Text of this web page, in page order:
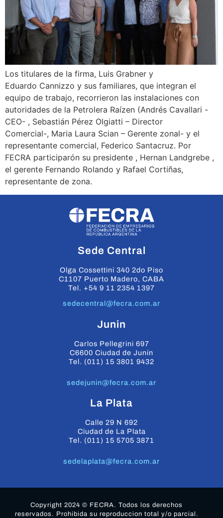
Los titulares de la firma, Luis Grabner y
Eduardo Cannizzo y sus familiares, que integran el
equipo de trabajo, recorrieron las instalaciones con
autoridades de la Petrolera Raízen (Andrés Cavallari -
CEO- , Sebastián Pérez Olgiatti – Director
Comercial-, Maria Laura Scian – Gerente zonal- y el
representante comercial, Federico Santacruz. Por
FECRA participarón su presidente , Hernan Landgrebe ,
el gerente Fernando Rolando y Rafael Cortiñas,
representante de zona.
Sede Central
Olga Cossettini 340 2do Piso
C1107 Puerto Madero, CABA
Tel. +54 9 11 2354 1397
sedecentral@fecra.com.ar
Junin
Carlos Pellegrini 697
C6600 Ciudad de Junín
Tel. (011) 15 3801 9432
sedejunin@fecra.com.ar
La Plata
Calle 29 N 692
Ciudad de La Plata
Tel. (011) 15 5705 3871
sedelaplata@fecra.com.ar
Copyright 2024 © FECRA. Todos los derechos
reservados. Prohibida su reproduccion total y/o parcial.